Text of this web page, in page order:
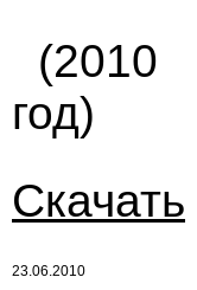
(2010
год)
Скачать
23.06.2010